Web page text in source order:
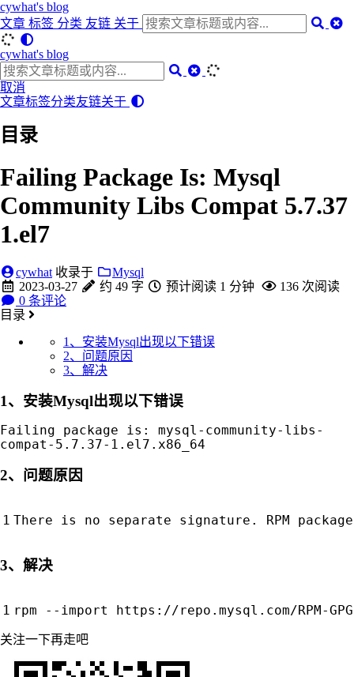
cywhat's blog
文章 标签 分类 友链 关于
cywhat's blog
取消
文章标签分类友链关于
目录
Failing Package Is: Mysql
Community Libs Compat 5.7.37
1.el7
cywhat 收录于
Mysql
2023-03-27
约 49 字 预计阅读 1 分钟 136 次阅读
0 条评论
目录
1、安装Mysql出现以下错误
2、问题原因
3、解决
1、安装Mysql出现以下错误
Failing package is: mysql-community-libs-
compat-5.7.37-1.el7.x86_64
2、问题原因
3、解决
关注一下再走吧